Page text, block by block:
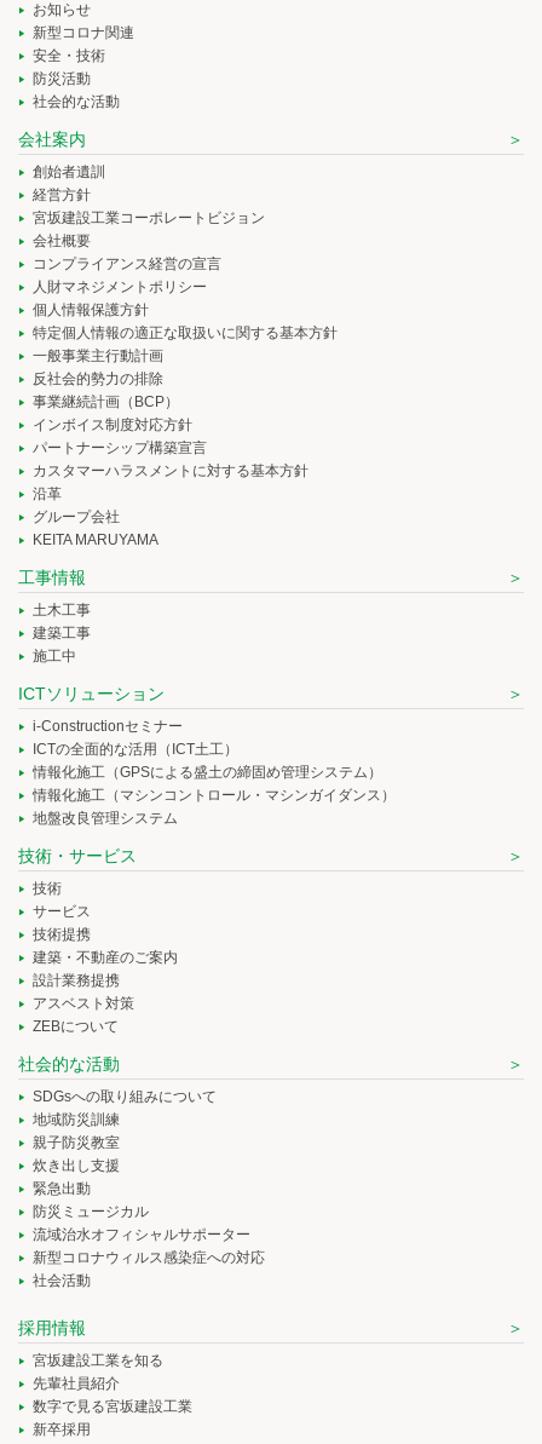
お知らせ
新型コロナ関連
安全・技術
防災活動
社会的な活動
会社案内
創始者遺訓
経営方針
宮坂建設工業コーポレートビジョン
会社概要
コンプライアンス経営の宣言
人財マネジメントポリシー
個人情報保護方針
特定個人情報の適正な取扱いに関する基本方針
一般事業主行動計画
反社会的勢力の排除
事業継続計画（BCP）
インボイス制度対応方針
パートナーシップ構築宣言
カスタマーハラスメントに対する基本方針
沿革
グループ会社
KEITA MARUYAMA
工事情報
土木工事
建築工事
施工中
ICTソリューション
i-Constructionセミナー
ICTの全面的な活用（ICT土工）
情報化施工（GPSによる盛土の締固め管理システム）
情報化施工（マシンコントロール・マシンガイダンス）
地盤改良管理システム
技術・サービス
技術
サービス
技術提携
建築・不動産のご案内
設計業務提携
アスベスト対策
ZEBについて
社会的な活動
SDGsへの取り組みについて
地域防災訓練
親子防災教室
炊き出し支援
緊急出動
防災ミュージカル
流域治水オフィシャルサポーター
新型コロナウィルス感染症への対応
社会活動
採用情報
宮坂建設工業を知る
先輩社員紹介
数字で見る宮坂建設工業
新卒採用